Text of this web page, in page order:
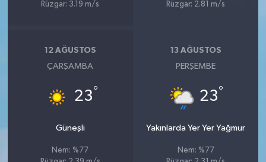
Rüzgar: 3.19 m/s
Rüzgar: 2.81 m/s
12 AĞUSTOS
ÇARŞAMBA
23°
Güneşli
Nem: %77
13 AĞUSTOS
PERŞEMBE
23°
Yakınlarda Yer Yer Yağmur
Nem: %77